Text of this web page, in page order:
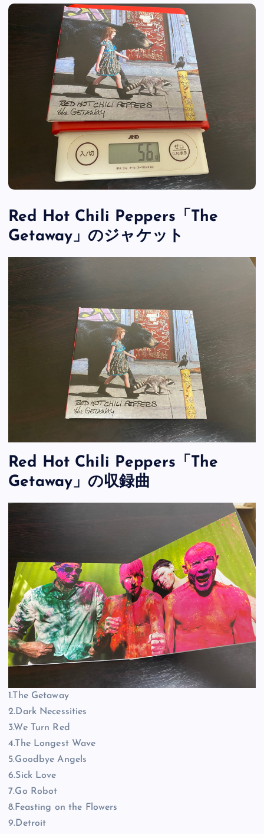
Red Hot Chili Peppers「The
Getaway」のジャケット
Red Hot Chili Peppers「The
Getaway」の収録曲
1.The Getaway
2.Dark Necessities
3.We Turn Red
4.The Longest Wave
5.Goodbye Angels
6.Sick Love
7.Go Robot
8.Feasting on the Flowers
9.Detroit